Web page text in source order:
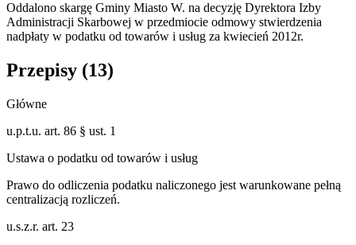
Oddalono skargę Gminy Miasto W. na decyzję Dyrektora Izby
Administracji Skarbowej w przedmiocie odmowy stwierdzenia
nadpłaty w podatku od towarów i usług za kwiecień 2012r.
Przepisy (13)
Główne
u.p.t.u. art. 86 § ust. 1
Ustawa o podatku od towarów i usług
Prawo do odliczenia podatku naliczonego jest warunkowane pełną
centralizacją rozliczeń.
u.s.z.r. art. 23